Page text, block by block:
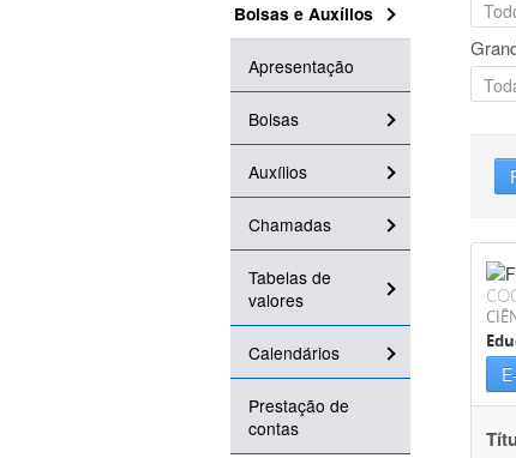
Bolsas e Auxílios
Apresentação
Bolsas
Auxílios
Chamadas
Tabelas de
valores
Calendários
Prestação de
contas